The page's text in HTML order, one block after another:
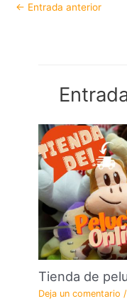
← Entrada anterior
Tienda de
Deja un comentario